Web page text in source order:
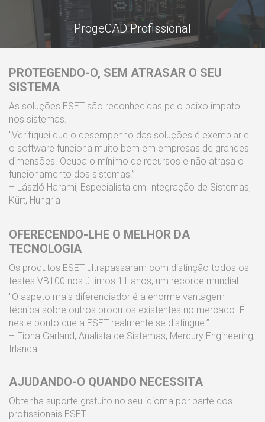
ProgeCAD Profissional
PROTEGENDO-O, SEM ATRASAR O SEU
SISTEMA
As soluções ESET são reconhecidas pelo baixo impato
nos sistemas.
"Verifiquei que o desempenho das soluções é exemplar e
o software funciona muito bem em empresas de grandes
dimensões. Ocupa o mínimo de recursos e não atrasa o
funcionamento dos sistemas.”
– László Harami, Especialista em Integração de Sistemas,
Kürt, Hungria
OFERECENDO-LHE O MELHOR DA
TECNOLOGIA
Os produtos ESET ultrapassaram com distinção todos os
testes VB100 nos últimos 11 anos, um recorde mundial.
"O aspeto mais diferenciador é a enorme vantagem
técnica sobre outros produtos existentes no mercado. É
neste ponto que a ESET realmente se distingue.”
– Fiona Garland, Analista de Sistemas, Mercury Engineering,
Irlanda
AJUDANDO-O QUANDO NECESSITA
Obtenha suporte gratuito no seu idioma por parte dos
profissionais ESET.